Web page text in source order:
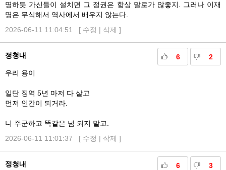
명하듯 가신들이 설치면 그 정권은 항상 말로가 않좋지. 그러나 이재
명은 무식해서 역사에서 배우지 않는다.
2026-06-11 11:04:51 [ 수정 | 삭제 ]
6 2
정청내
우리 용이
일단 징역 5년 마저 다 살고
먼저 인간이 되거라.
니 주군하고 똑같은 넘 되지 말고.
2026-06-11 11:01:37 [ 수정 | 삭제 ]
6 3
정청내